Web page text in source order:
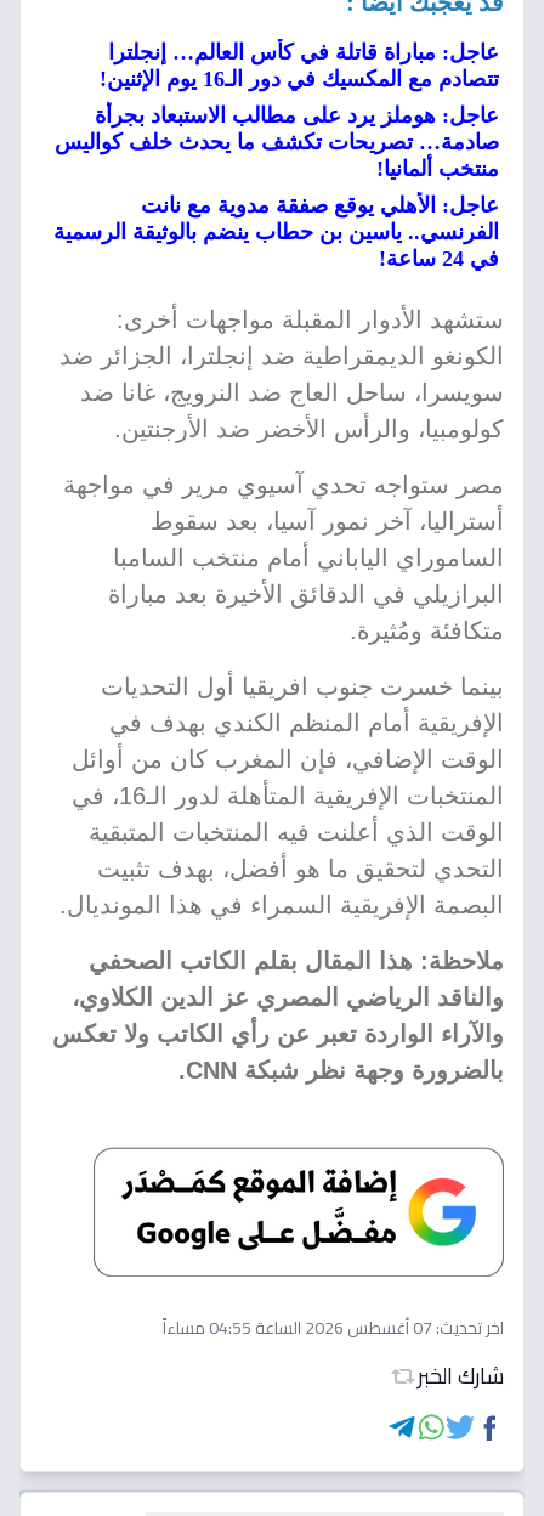
عاجل: مباراة قاتلة في كأس العالم… إنجلترا
تتصادم مع المكسيك في دور الـ16 يوم الإثنين!
عاجل: هوملز يرد على مطالب الاستبعاد بجرأة
صادمة… تصريحات تكشف ما يحدث خلف كواليس
منتخب ألمانيا!
عاجل: الأهلي يوقع صفقة مدوية مع نانت
الفرنسي.. ياسين بن حطاب ينضم بالوثيقة الرسمية
في 24 ساعة!
ستشهد الأدوار المقبلة مواجهات أخرى:
الكونغو الديمقراطية ضد إنجلترا، الجزائر ضد
سويسرا، ساحل العاج ضد النرويج، غانا ضد
كولومبيا، والرأس الأخضر ضد الأرجنتين.
مصر ستواجه تحدي آسيوي مرير في مواجهة
أستراليا، آخر نمور آسيا، بعد سقوط
الساموراي الياباني أمام منتخب السامبا
البرازيلي في الدقائق الأخيرة بعد مباراة
متكافئة ومُثيرة.
بينما خسرت جنوب افريقيا أول التحديات
الإفريقية أمام المنظم الكندي بهدف في
الوقت الإضافي، فإن المغرب كان من أوائل
المنتخبات الإفريقية المتأهلة لدور الـ16، في
الوقت الذي أعلنت فيه المنتخبات المتبقية
التحدي لتحقيق ما هو أفضل، بهدف تثبيت
البصمة الإفريقية السمراء في هذا المونديال.
ملاحظة: هذا المقال بقلم الكاتب الصحفي
والناقد الرياضي المصري عز الدين الكلاوي،
والآراء الواردة تعبر عن رأي الكاتب ولا تعكس
بالضرورة وجهة نظر شبكة CNN.
اخر تحديث:07 أغسطس 2026 الساعة 04:55 مساءاً
شارك الخبر